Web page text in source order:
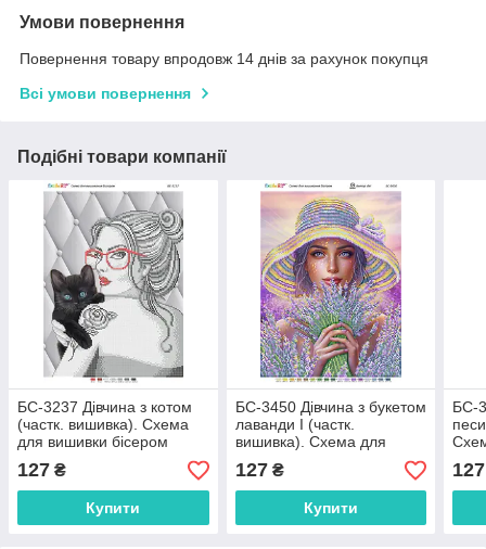
Умови повернення
Повернення товару впродовж 14 днів за рахунок покупця
Всі умови повернення
Подібні товари компанії
БС-3237 Дівчина з котом
(частк. вишивка). Схема
для вишивки бісером
127 ₴
Купити
БС-3450 Дівчина з букетом
лаванди І (частк.
вишивка). Схема для
вишивки бісером
127₴
Купити
БС-
127